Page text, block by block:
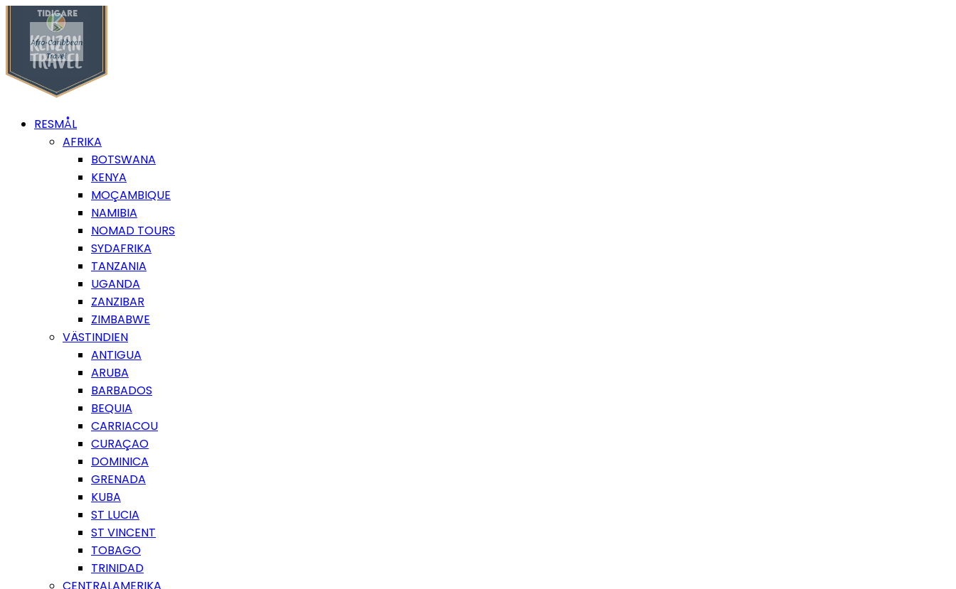
RESMÅL
AFRIKA
BOTSWANA
KENYA
MOÇAMBIQUE
NAMIBIA
NOMAD TOURS
SYDAFRIKA
TANZANIA
UGANDA
ZANZIBAR
ZIMBABWE
VÄSTINDIEN
ANTIGUA
ARUBA
BARBADOS
BEQUIA
CARRIACOU
CURAÇAO
DOMINICA
GRENADA
KUBA
ST LUCIA
ST VINCENT
TOBAGO
TRINIDAD